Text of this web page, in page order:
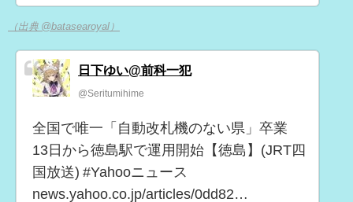
（出典 @batasearoyal）
日下ゆい@前科一犯
@Seritumihime
全国で唯一「自動改札機のない県」卒業
13日から徳島駅で運用開始【徳島】(JRT四
国放送) #Yahooニュース
news.yahoo.co.jp/articles/0dd82…